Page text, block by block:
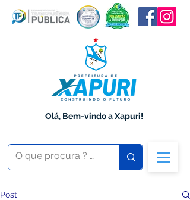
Olá, Bem-vindo a Xapuri!
Post